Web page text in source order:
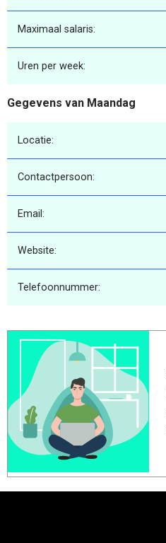
Maximaal salaris:
Uren per week:
Gegevens van Maandag
Locatie:
Contactpersoon:
Email:
Website:
Telefoonnummer: